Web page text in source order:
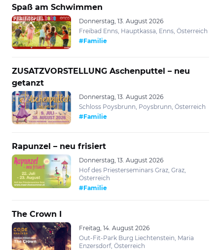
Spaß am Schwimmen
Donnerstag, 13. August 2026
Freibad Enns, Hauptkassa, Enns, Österreich
#Familie
ZUSATZVORSTELLUNG Aschenputtel – neu
getanzt
Donnerstag, 13. August 2026
Schloss Poysbrunn, Poysbrunn, Österreich
#Familie
Rapunzel – neu frisiert
Donnerstag, 13. August 2026
Hof des Priesterseminars Graz, Graz,
Österreich
#Familie
The Crown I
Freitag, 14. August 2026
Out-Fit-Park Burg Liechtenstein, Maria
Enzersdorf, Österreich